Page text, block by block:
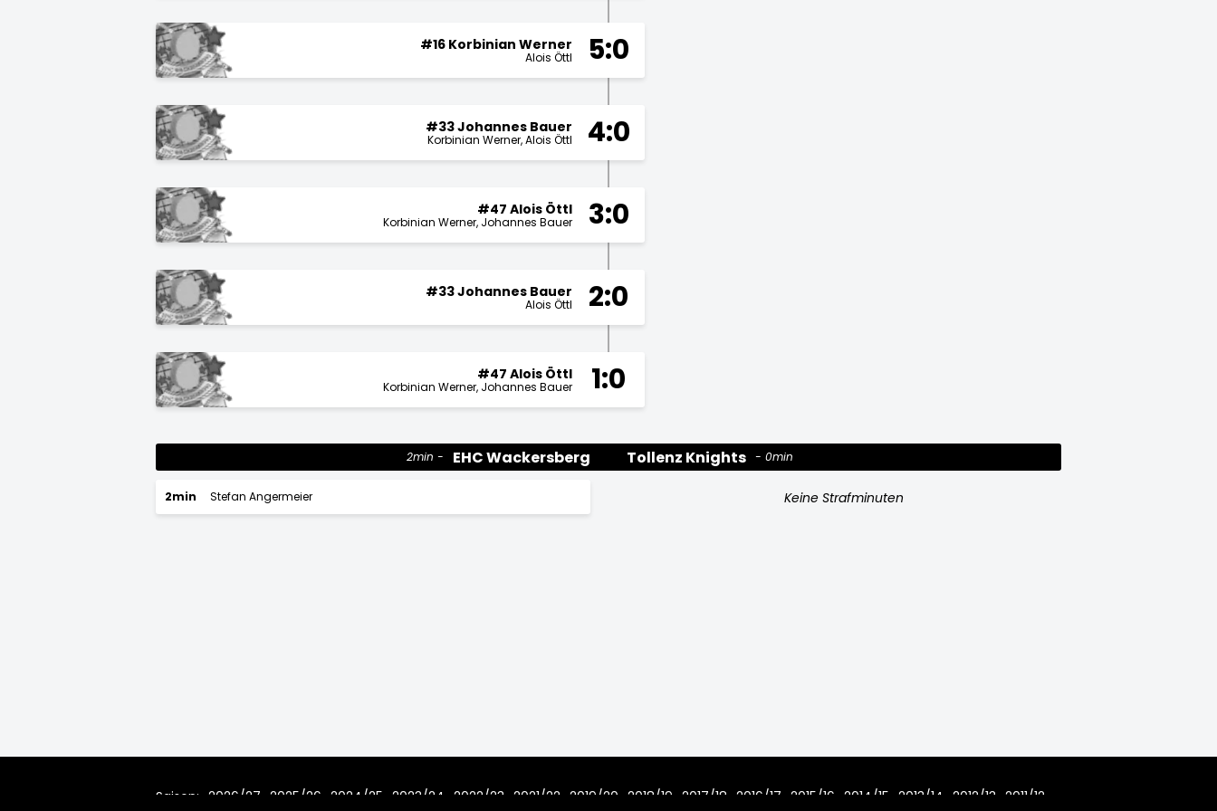
5:0
#16 Korbinian Werner
Alois Öttl
4:0
#33 Johannes Bauer
Korbinian Werner Alois Öttl
3:0
#47 Alois Öttl
Korbinian Werner Johannes Bauer
2:0
#33 Johannes Bauer
Alois Öttl
1:0
#47 Alois Öttl
Korbinian Werner Johannes Bauer
EHC Wackersberg
2min
2min Stefan Angermeier
Tollenz Knights 0min
Keine Strafminuten
Saison: 2026/27 2025/26 2024/25 2023/24 2022/23 2021/22 2019/20 2018/19 2017/18 2016/17 2015/16 2014/15 2013/14 2012/13 2011/12